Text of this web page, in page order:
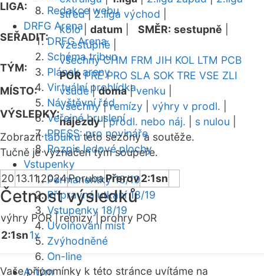
Redakce webu
DRFG Arena
DRFG Arena
Schéma tribun
Plánek areny
Virtuální prohlídka
Návštěvní řád
Veřejné bruslení
PRESS: pro novináře
Rozpis ledové plochy
Vstupenky
Permanentky 18/19
Přípravná utkání 18/19
Vstupenky 18/19
Uvolňování míst
Zvýhodněné
On-line
A-tým
LIGA:
střed|2.liga východ
SEŘADIT:
kolo| datum SMĚR: sestupně
vzestupně
TÝM:
všechny CHM FRM JIH KOL LTM PCB
POR PRE PRO SLA SOK TRE VSE ZLI
MÍSTO:
všude|doma|venku
VÝSLEDKY:
všechny|remízy výhry v prodl.
nájezdy|prodl. nebo náj. s nulou
Zobrazittabulkutéto sezóny a soutěže.
Tučně je vyznačen tým soupeře.
20 13.11.2024PorubaPřerov2:1sn
Četnost výsledků
výhry POR |remízy | prohry POR
2:1sn1x
Vaše připomínky k této stránce uvítáme na